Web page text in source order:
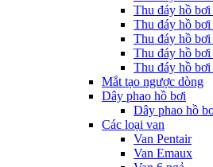
Thu đáy hồ
Thu đáy hồ
Thu đáy hồ bơi
Thu đáy hồ
Thu đáy hồ bơi
Mắt tạo ngược dòng
Dây phao hồ bơi
Dây phao hồ
Các loại van
Van Pentair
Van Emaux